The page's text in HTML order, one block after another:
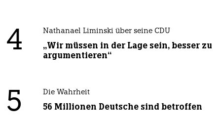
4 Nathanael Liminski über seine CDU
„Wir müssen in der Lage sein, besser zu
argumentieren“
5 Die Wahrheit
56 Millionen Deutsche sind betroffen